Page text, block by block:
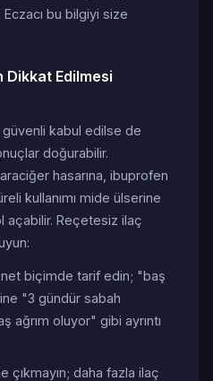
Eczacı bu bilgiyi size
Dikkat Edilmesi
kabul edilse de
doğurabilir.
hasarına, ibuprofen
kullanımı mide ülserine
açabilir. Reçetesiz ilaç
net biçimde tarif edin; "baş
"3 gündür sabah
ağrım oluyor" gibi ayrıntı
çıkmayın; daha fazla ilaç